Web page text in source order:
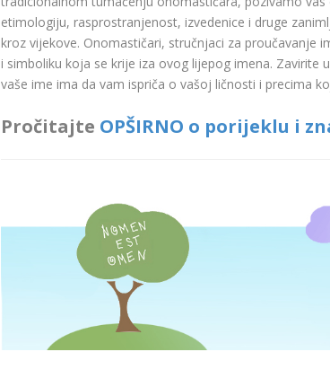
etimologiju, rasprostranjenost, izvedenice i druge
kroz vijekove. Onomastičari, stručnjaci za proučavanje
i simboliku koja se krije iza ovog lijepog imena. Zavirite
vaše ime ima da vam ispriča o vašoj ličnosti i precima
Pročitajte OPŠIRNO o porijeklu i